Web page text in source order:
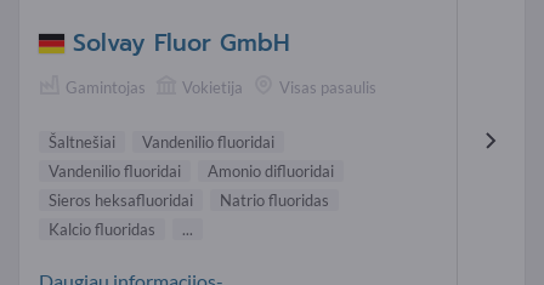
Solvay Fluor GmbH
Gamintojas Vokietija Visas pasaulis
Šaltnešiai
Vandenilio fluoridai
Vandenilio fluoridai
Amonio difluoridai
Sieros heksafluoridai
Natrio fluoridas
Kalcio fluoridas
...
Daugiau informacijos-